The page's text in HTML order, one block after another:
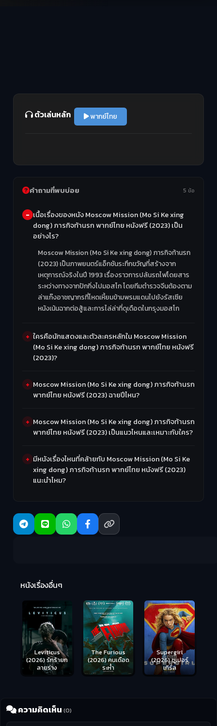
ตัวเล่นหลัก พากย์ไทย
คำถามที่พบบ่อย 5 ข้อ
เนื้อเรื่องของหนัง Moscow Mission (Mo Si Ke xing
dong) ภารกิจท้านรก พากย์ไทย หนังฟรี (2023) เป็น
อย่างไร?
Moscow Mission (Mo Si Ke xing dong) ภารกิจท้านรก
(2023) เป็นภาพยนตร์แอ็กชันระทึกขวัญที่สร้างจาก
เหตุการณ์จริงในปี 1993 เรื่องราวการปล้นรถไฟโดยสาร
ระหว่างทางจากปักกิ่งไปมอสโก โดยทีมตำรวจจีนต้องตาม
ล่าแก๊งอาชญากรที่โหดเหี้ยมข้ามพรมแดนไปยังรัสเซีย
หนังเน้นฉากต่อสู้และการไล่ล่าที่ดุเดือดในกรุงมอสโก
ใครคือนักแสดงและตัวละครหลักใน Moscow Mission
(Mo Si Ke xing dong) ภารกิจท้านรก พากย์ไทย หนังฟรี
(2023)?
Moscow Mission (Mo Si Ke xing dong) ภารกิจท้านรก
พากย์ไทย หนังฟรี (2023) ฉายปีไหน?
Moscow Mission (Mo Si Ke xing dong) ภารกิจท้านรก
พากย์ไทย หนังฟรี (2023) เป็นแนวไหนและเหมาะกับใคร?
มีหนังเรื่องไหนที่คล้ายกับ Moscow Mission (Mo Si Ke
xing dong) ภารกิจท้านรก พากย์ไทย หนังฟรี (2023)
แนะนำไหม?
หนังเรื่องอื่นๆ
Leviticus
(2026) รักร้ายก
ลายร่าง
The Furious
(2026) คนเดือด
ระห่ำ
Supergirl
(2026) ซูเปอร์
เกิร์ล
ความคิดเห็น (0)